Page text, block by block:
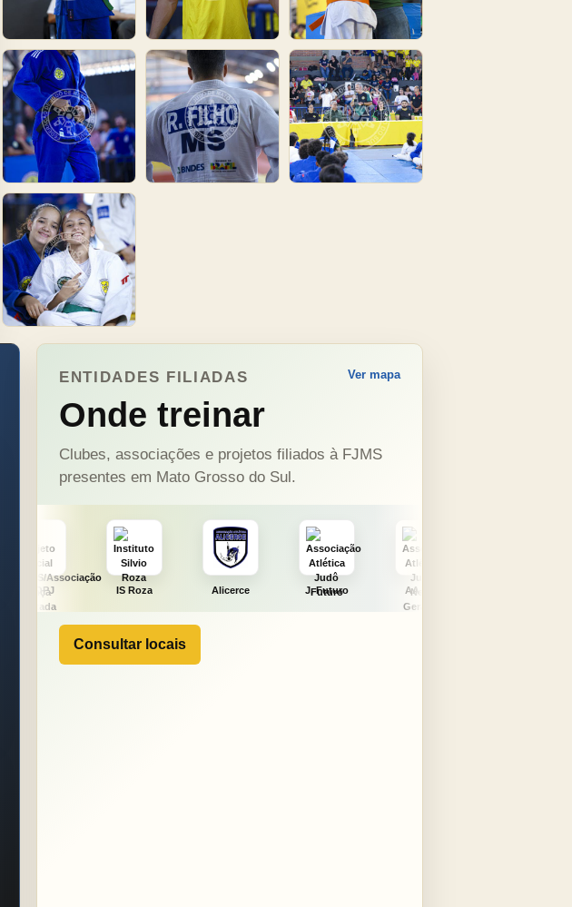
ENTIDADES FILIADAS
Onde treinar
Ver mapa
Clubes, associações e projetos filiados à FJMS
presentes em Mato Grosso do Sul.
IS Roza Alicerce J. Futuro AAJNG TSURU
Consultar locais